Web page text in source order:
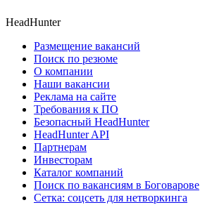
HeadHunter
Размещение вакансий
Поиск по резюме
О компании
Наши вакансии
Реклама на сайте
Требования к ПО
Безопасный HeadHunter
HeadHunter API
Партнерам
Инвесторам
Каталог компаний
Поиск по вакансиям в Боговарове
Сетка: соцсеть для нетворкинга